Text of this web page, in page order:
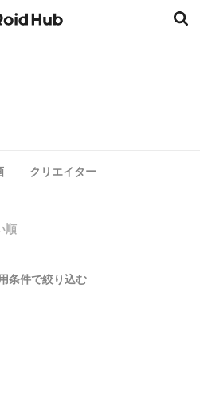
クリエイター
順
条件で絞り込む